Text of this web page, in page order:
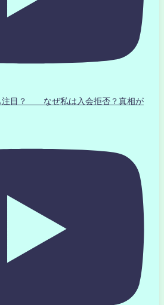
注目？ なぜ私は入会拒否？真相が